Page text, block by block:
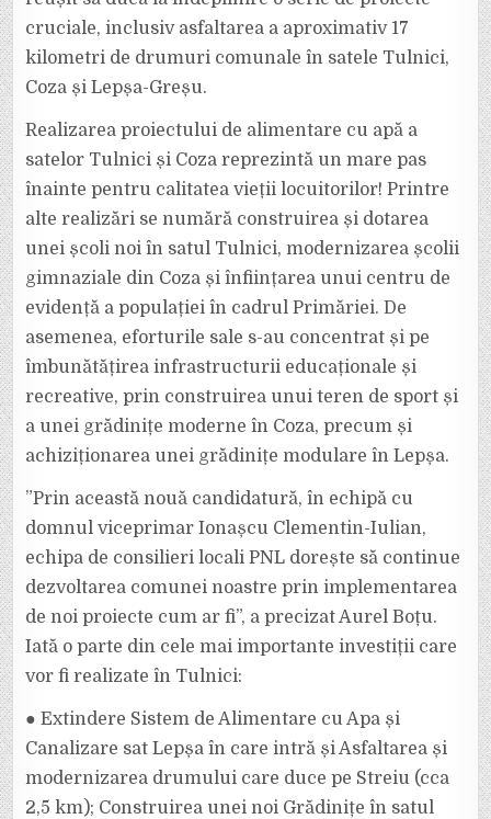
cruciale, inclusiv asfaltarea a aproximativ 17
kilometri de drumuri comunale în satele Tulnici,
Coza și Lepșa-Greșu.
Realizarea proiectului de alimentare cu apă a
satelor Tulnici și Coza reprezintă un mare pas
înainte pentru calitatea vieții locuitorilor! Printre
alte realizări se numără construirea și dotarea
unei școli noi în satul Tulnici, modernizarea școlii
gimnaziale din Coza și înființarea unui centru de
evidență a populației în cadrul Primăriei. De
asemenea, eforturile sale s-au concentrat și pe
îmbunătățirea infrastructurii educaționale și
recreative, prin construirea unui teren de sport și
a unei grădinițe moderne în Coza, precum și
achiziționarea unei grădinițe modulare în Lepșa.
”Prin această nouă candidatură, în echipă cu
domnul viceprimar Ionașcu Clementin-Iulian,
echipa de consilieri locali PNL dorește să continue
dezvoltarea comunei noastre prin implementarea
de noi proiecte cum ar fi”, a precizat Aurel Boțu.
Iată o parte din cele mai importante investiții care
vor fi realizate în Tulnici:
● Extindere Sistem de Alimentare cu Apa și
Canalizare sat Lepșa în care intră și Asfaltarea și
modernizarea drumului care duce pe Streiu (cca
2,5 km); Construirea unei noi Grădinițe în satul